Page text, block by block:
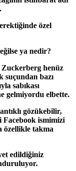
özel
ya nedir?
henüz
suçundan bazı
sabıkası
gelmiyordu elbette.
gözükebilir,
Facebook ismimizi
özellikle takma
edildiğiniz